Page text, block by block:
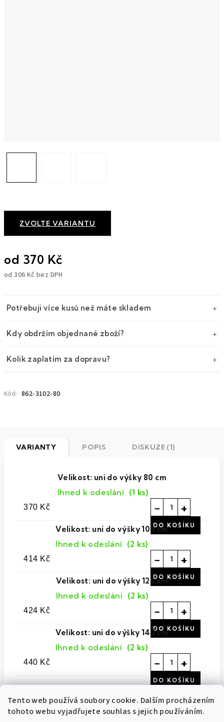
Tento web používá soubory cookie. Dalším procházením
tohoto webu vyjadřujete souhlas s jejich používáním.
ZVOLTE VARIANTU
od 370 Kč
od306 Kč bez DPH
Potřebuji více kusů než máte skladem
Kdy obdržím objednané zboží?
Kolik zaplatím za dopravu?
Kód: 862-3102-80
VARIANTY POPIS DISKUZE (1)
Velikost: uni do výšky 80 cm
Ihned k odeslání (1 ks)
370 Kč +
−
Velikost: uni do výšky 100 cm
Ihned k odeslání (2 ks)
414 Kč +
−
Velikost: uni do výšky 120 cm
Ihned k odeslání (2 ks)
424 Kč +
−
Velikost: uni do výšky 140 cm
Ihned k odeslání (2 ks)
440 Kč +
−